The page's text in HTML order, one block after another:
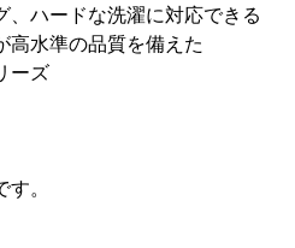
、ハードな洗濯に対応できる
高水準の品質を備えた
ーズ
。